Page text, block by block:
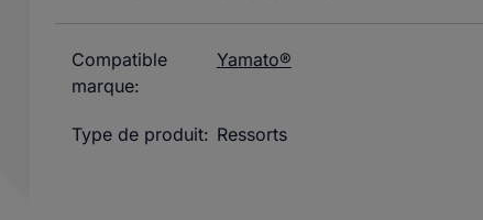
Compatible
marque:
Yamato®
Type de produit: Ressorts